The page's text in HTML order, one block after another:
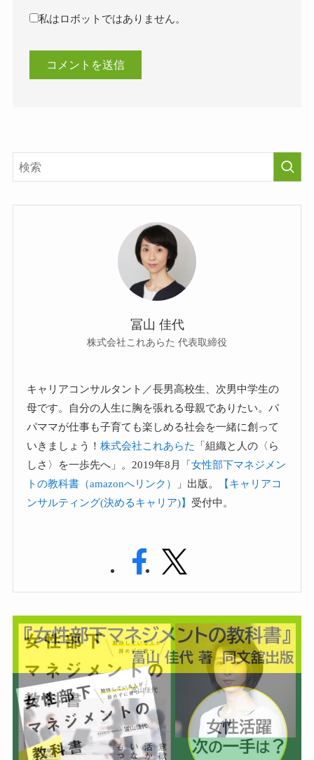
私はロボットではありません。
冨山 佳代
株式会社これあらた 代表取締役
キャリアコンサルタント／長男高校生、次男中学生の
母です。自分の人生に胸を張れる母親でありたい。パ
パママが仕事も子育ても楽しめる社会を一緒に創って
いきましょう！株式会社これあらた
「組織と人の〈ら
しさ〉を一歩先へ」。2019年8月「女性部下マネジメン
トの教科書（amazonへリンク）
」出版。
【キャリアコ
ンサルティング(決めるキャリア)】 受付中。